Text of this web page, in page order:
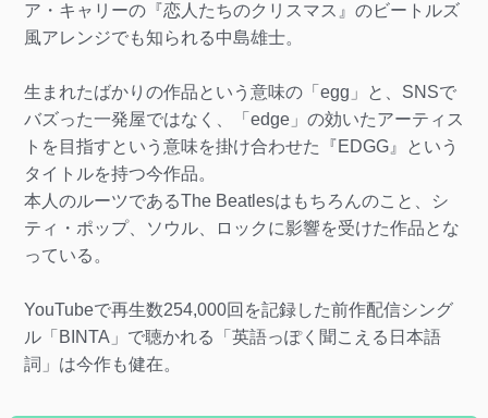
ア・キャリーの『恋人たちのクリスマス』のビートルズ
風アレンジでも知られる中島雄士。
生まれたばかりの作品という意味の「egg」と、SNSで
バズった一発屋ではなく、「edge」の効いたアーティス
トを目指すという意味を掛け合わせた『EDGG』という
タイトルを持つ今作品。
本人のルーツであるThe Beatlesはもちろんのこと、シ
ティ・ポップ、ソウル、ロックに影響を受けた作品とな
っている。
YouTubeで再生数254,000回を記録した前作配信シング
ル「BINTA」で聴かれる「英語っぽく聞こえる日本語
詞」は今作も健在。